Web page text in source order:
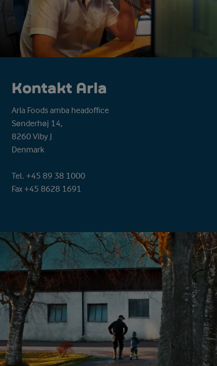
Kontakt Arla
Arla Foods amba headoffice
Sønderhøj 14,
8260 Viby J
Denmark
Tel. +45 89 38 1000
Fax +45 8628 1691